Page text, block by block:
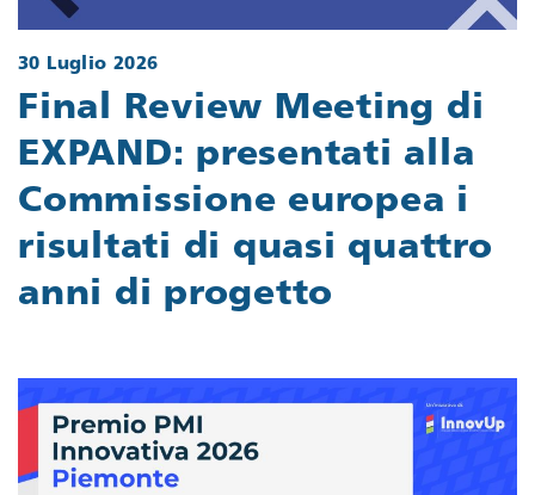
30 Luglio 2026
Final Review Meeting di
EXPAND: presentati alla
Commissione europea i
risultati di quasi quattro
anni di progetto